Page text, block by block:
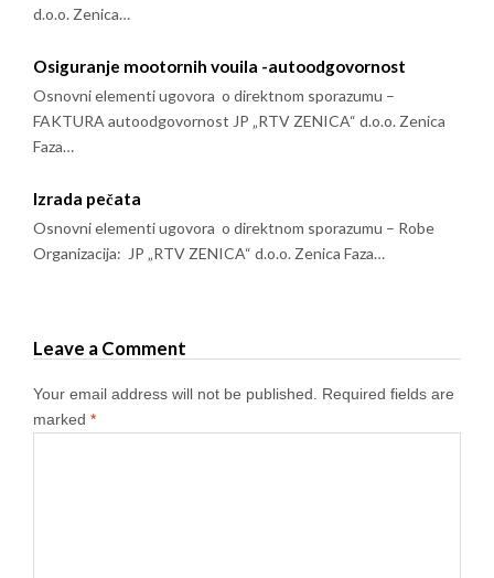
d.o.o. Zenica…
Osiguranje mootornih vouila -autoodgovornost
Osnovni elementi ugovora o direktnom sporazumu –
FAKTURA autoodgovornost JP „RTV ZENICA“ d.o.o. Zenica
Faza…
Izrada pečata
Osnovni elementi ugovora o direktnom sporazumu – Robe
Organizacija: JP „RTV ZENICA“ d.o.o. Zenica Faza…
Leave a Comment
Your email address will not be published.
Required fields are
marked *